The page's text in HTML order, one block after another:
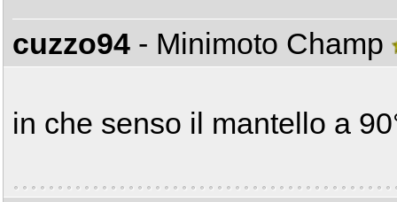
cuzzo94 - Minimoto Champ
in che senso il mantello a